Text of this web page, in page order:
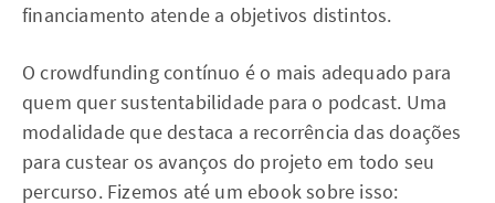
financiamento atende a objetivos distintos.
O crowdfunding contínuo é o mais adequado para
quem quer sustentabilidade para o podcast. Uma
modalidade que destaca a recorrência das doações
para custear os avanços do projeto em todo seu
percurso. Fizemos até um ebook sobre isso: